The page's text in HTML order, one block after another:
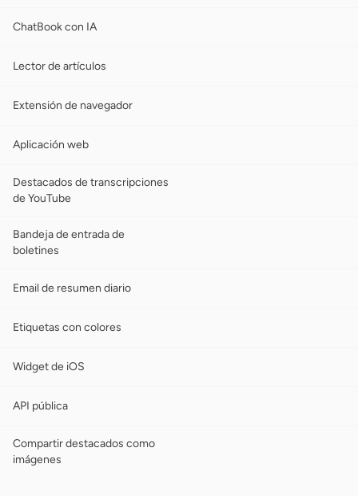
ChatBook con IA
Lector de artículos
Extensión de navegador
Aplicación web
Destacados de transcripciones
de YouTube
Bandeja de entrada de
boletines
Email de resumen diario
Etiquetas con colores
Widget de iOS
API pública
Compartir destacados como
imágenes